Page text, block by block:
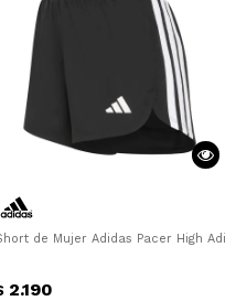
- Verde Oliva
de Mujer Adidas Pacer High
2.190